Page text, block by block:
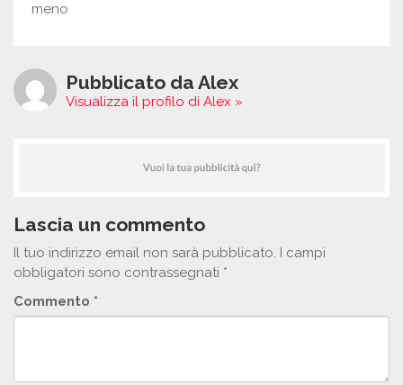
meno
Pubblicato da Alex
Visualizza il profilo di Alex »
Lascia un commento
Il tuo indirizzo email non sarà pubblicato. I campi
obbligatori sono contrassegnati *
Commento *